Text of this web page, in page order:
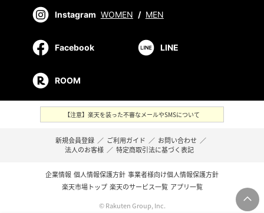
Instagram WOMEN / MEN
Facebook LINE
ROOM
【注意】楽天を装った不審なメールやSMSについて
新規会員登録 ／ ご利用ガイド ／ お問い合わせ ／
法人のお客様 ／ 特定商取引法に基づく表記
企業情報 個人情報保護方針 事業者様向け個人情報保護方針
楽天市場トップ 楽天のサービス一覧 アプリ一覧
© Rakuten Group, Inc.